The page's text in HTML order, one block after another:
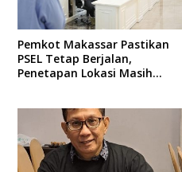
Pemkot Makassar Pastikan
PSEL Tetap Berjalan,
Penetapan Lokasi Masih